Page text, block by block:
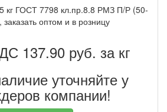
кг ГОСТ 7798 кл.пр.8.8 РМЗ П/Р (50-
заказать оптом и в розницу
137.90 руб. за кг
уточняйте у
компании!